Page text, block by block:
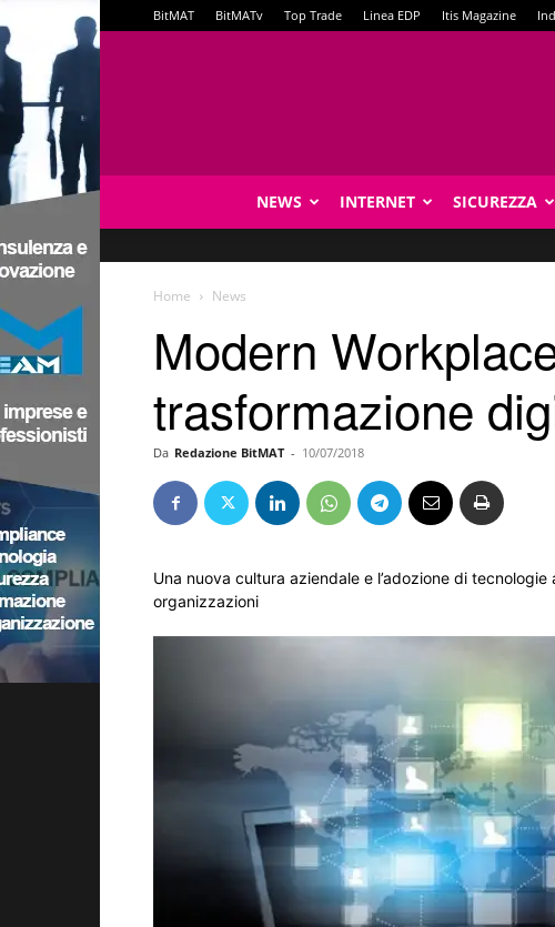
BitMAT BitMATv Top Trade Linea EDP Itis Magazine
NEWS INTERNET SICUREZZA
Home News
Modern
trasformazione
Da Redazione BitMAT - 10/07/2018
Una nuova cultura aziendale e l’adozione di
organizzazioni